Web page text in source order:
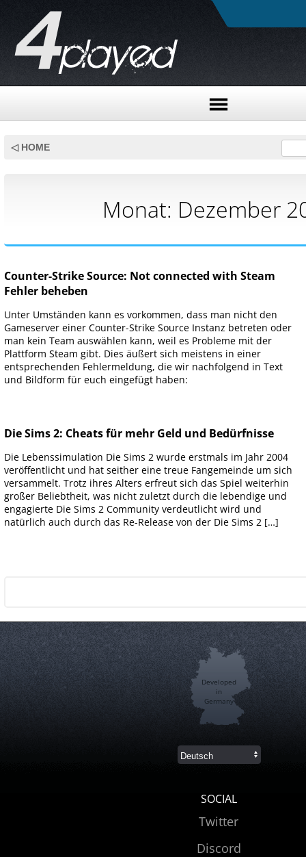
◁ HOME
Monat: Dezember
Counter-Strike Source: Not connected with Steam
Fehler beheben
Unter Umständen kann es vorkommen, dass man nicht den
Gameserver einer Counter-Strike Source Instanz betreten oder
man kein Team auswählen kann, weil es Probleme mit der
Plattform Steam gibt. Dies äußert sich meistens in einer
entsprechenden Fehlermeldung, die wir nachfolgend in Text
und Bildform für euch eingefügt haben:
Die Sims 2: Cheats für mehr Geld und Bedürfnisse
Die Lebenssimulation Die Sims 2 wurde erstmals im Jahr 2004
veröffentlicht und hat seither eine treue Fangemeinde um sich
versammelt. Trotz ihres Alters erfreut sich das Spiel weiterhin
großer Beliebtheit, was nicht zuletzt durch die lebendige und
engagierte Die Sims 2 Community verdeutlicht wird und
natürlich auch durch das Re-Release von der Die Sims 2 […]
Developed
in
Germany
SOCIAL
Twitter
Discord